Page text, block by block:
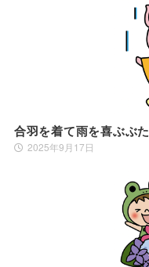
合羽を着て雨を喜ぶぶた
2025年9月17日